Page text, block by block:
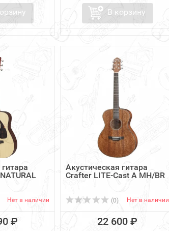
В корзину
Нет в наличии
₽
Акустическая гитара
Crafter LITE-Cast A MH/BR
(0) Нет в наличии
22 600 ₽